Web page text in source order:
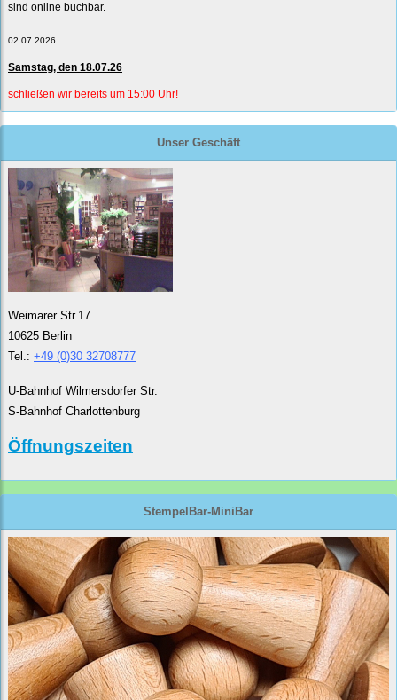
sind online buchbar.
02.07.2026
Samstag, den 18.07.26
schließen wir bereits um 15:00 Uhr!
Unser Geschäft
Weimarer Str.17
10625 Berlin
Tel.: +49 (0)30 32708777
U-Bahnhof Wilmersdorfer Str.
S-Bahnhof Charlottenburg
Öffnungszeiten
StempelBar-MiniBar